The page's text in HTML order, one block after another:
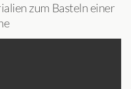
zum Basteln einer